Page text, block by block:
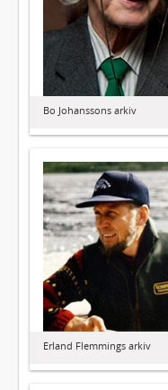
Bo Johanssons arkiv
Erland Flemmings arkiv